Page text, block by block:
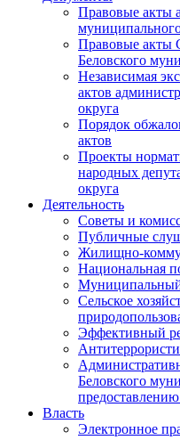
Правовые акты
Правовые акты
Беловского
Независимая
актов
округа
Порядок
актов
Проекты
народных
округа
Деятельность
Советы и
Публичные
Жилищно-
Национальная
Сельское
Эффективный
Беловского
Власть
Электронное